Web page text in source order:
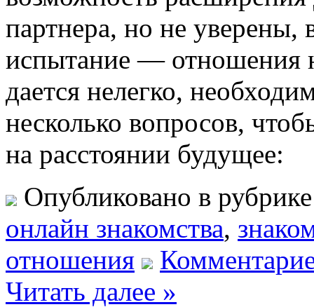
партнера, но не
испытание — отношения
дается нелегко,
несколько вопросов,
на расстоянии будущее:
Опубликовано в
oнлайн знакомства,
отношения
Читать далее »